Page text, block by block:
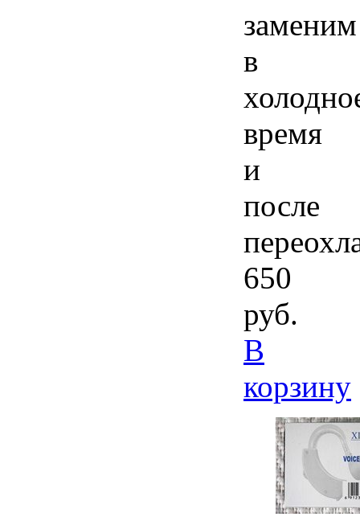
заменим
в
время
и
после
650
руб.
В
корзину